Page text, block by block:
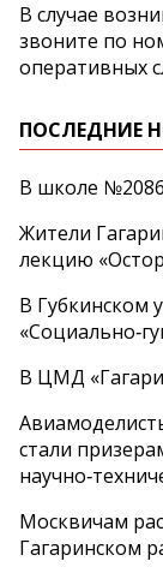
В случае
звоните по
оперативных
ПОСЛЕДНИЕ
В школе
Жители
лекцию
В Губкинском
В ЦМД
стали
Москвичам
Гагаринском